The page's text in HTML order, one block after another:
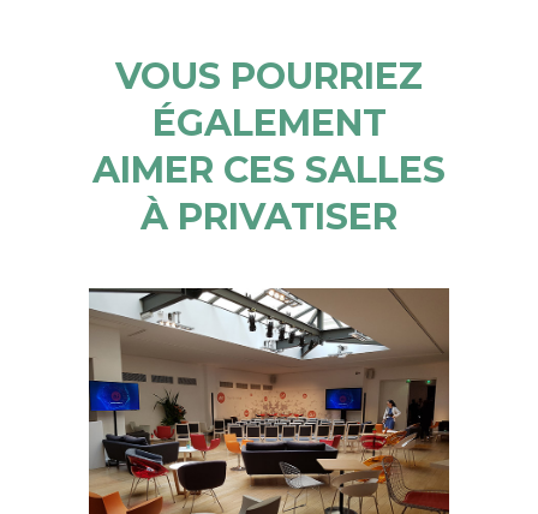
VOUS POURRIEZ
ÉGALEMENT
AIMER CES SALLES
À PRIVATISER
LOFT VALOIS